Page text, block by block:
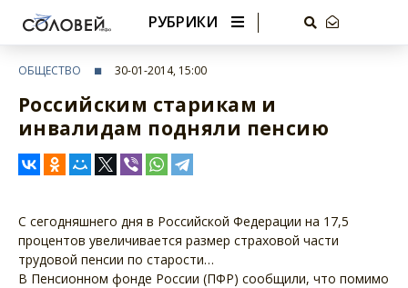
РУБРИКИ
ОБЩЕСТВО 30-01-2014, 15:00
Российским старикам и
инвалидам подняли пенсию
С сегодняшнего дня в Российской Федерации на 17,5
процентов увеличивается размер страховой части
трудовой пенсии по старости…
В Пенсионном фонде России (ПФР) сообщили, что помимо